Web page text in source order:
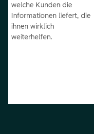
welche Kunden die
Informationen liefert, die
ihnen wirklich
weiterhelfen.